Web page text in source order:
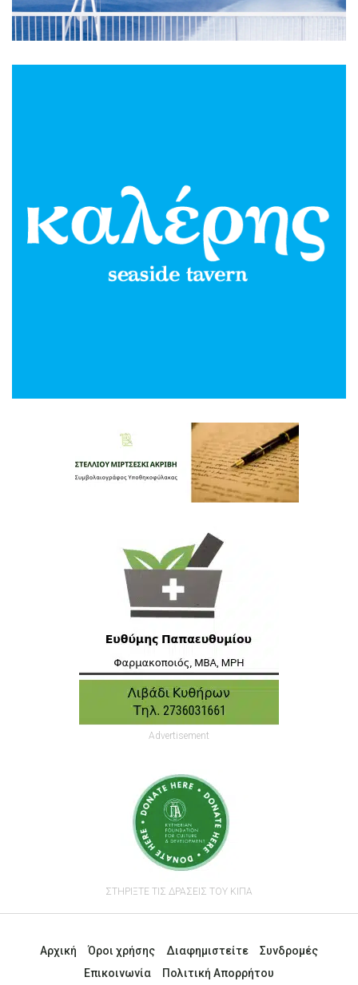
Advertisement
ΣΤΗΡΙΞΤΕ ΤΙΣ ΔΡΑΣΕΙΣ ΤΟΥ ΚΙΠΑ
Αρχική Όροι χρήσης Διαφημιστείτε
Συνδρομές
Επικοινωνία
Πολιτική Απορρήτου